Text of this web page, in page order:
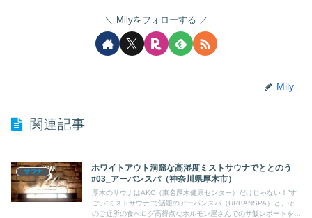
Milyをフォローする
Mily
関連記事
サウナ
ホワイトアウト洞窟な高湿度ミストサウナでととのう
#03_アーバンスパ（神奈川県厚木市）
厚木のサウナはAKC（東名厚木健康センター）だけじゃない！”す
ごい”ミストサウナ”で話題のアーバンスパ（URBANSPA）と、そ
のご近所の食べログ高得点なホルモン屋さんでのサ飯レポートをお